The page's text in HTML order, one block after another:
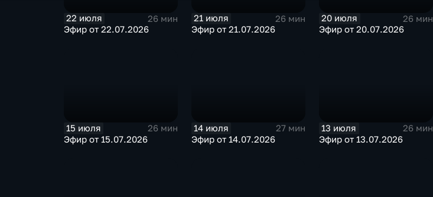
22 июля
26 мин
Эфир от 22.07.2026
21 июля
26 мин
Эфир от 21.07.2026
20 июля
26 мин
Эфир от 20.07.2026
15 июля
26 мин
Эфир от 15.07.2026
14 июля
27 мин
Эфир от 14.07.2026
13 июля
26 мин
Эфир от 13.07.2026